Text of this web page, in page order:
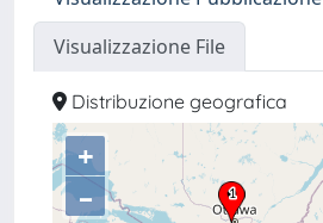
Visualizzazione File
Distribuzione geografica
+
–